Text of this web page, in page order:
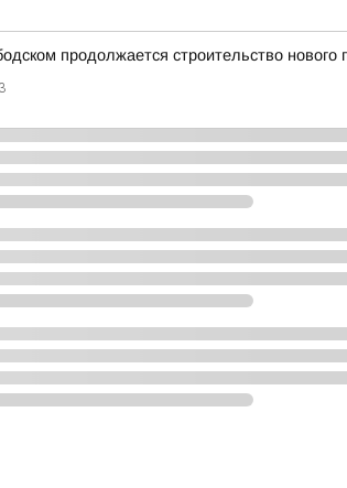
продолжается строительство нового